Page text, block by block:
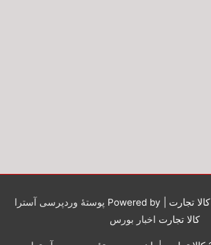
کالا تجارت
پوستهٔ وردپرسی آسترا
کالا تجارت اخبار بورس